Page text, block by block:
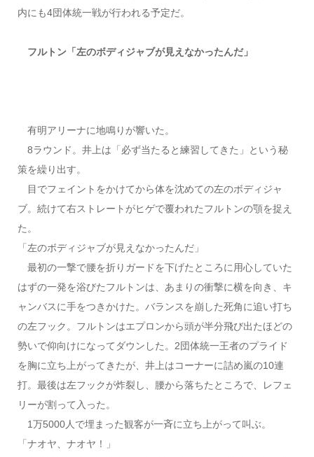
内にも4団体統一戦が行われる予定だ。
フルトン「左のボディジャブが見えなかったんだ」
有明アリーナに地鳴りが響いた。
8ラウンド。井上は「必ず当たると練習してきた」という秘
策を繰り出す。
目でフェイントをかけてから体を沈めての左のボディジャ
ブ。続けて右ストレートがヒゲで覆われたフルトンの顎を捉え
た。
「左のボディジャブが見えなかったんだ」
最初の一撃で腰を折りガードを下げたところに用心していた
はずの一発を浴びたフルトンは、あまりの衝撃に横を向き、キ
ャンバスに手をつきかけた。バランスを崩した死角に追い打ち
の左フック。フルトンはエプロンから頭が半分飛び出たほどの
勢いで仰向けになってダウンした。2団体統一王者のプライド
を胸に立ち上がってきたが、井上はコーナーに詰め嵐の10連
打。最後は左フックが炸裂し、腰から落ちたところで、レフェ
リーが割って入った。
1万5000人で埋まった観客が一斉に立ち上がって叫ぶ。
「ナオヤ、ナオヤ！」